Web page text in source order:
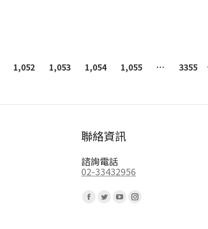
1,052 1,053 1,054 1,055 … 3355
聯絡資訊
諮詢電話
02-33432956
Facebook
TwitterYouTubeInstagram